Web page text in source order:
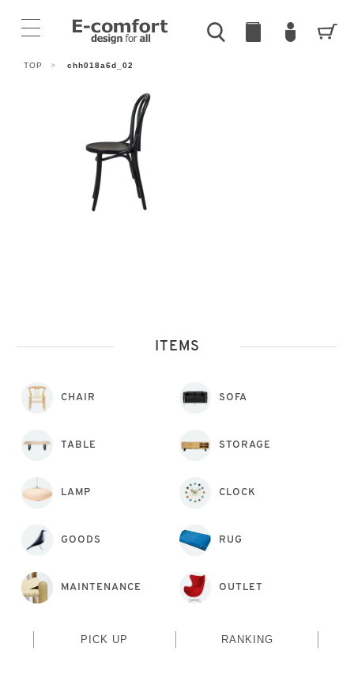
TOP > chh018a6d_02
ITEMS
CHAIR SOFA
TABLE STORAGE
LAMP CLOCK
GOODS RUG
MAINTENANCE OUTLET
PICK UP RANKING